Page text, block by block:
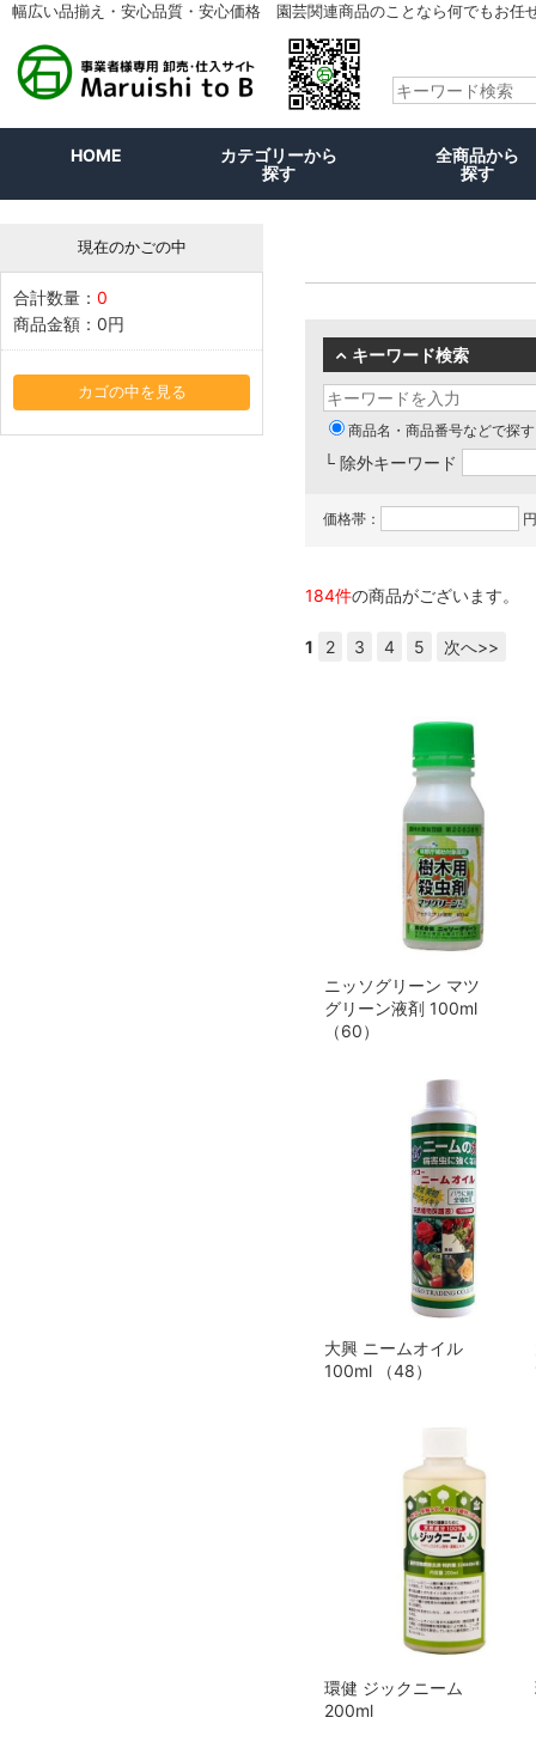
幅広い品揃え・安心品質・安心価格 園芸関連商品のことなら何でもお任
HOME
カテゴリーから
探す
全商品から
探す
現在のかごの中
合計数量： 0
商品金額： 0円
カゴの中を見る
キーワード検索
商品名・商品番号などで探す
└ 除外キーワード
価格帯：
184件の商品がございます。
1 2 3 4 5 次へ>>
ニッソグリーン マツ
グリーン液剤 100ml
（60）
大興 ニームオイル
100ml （48）
環健 ジックニーム
200ml